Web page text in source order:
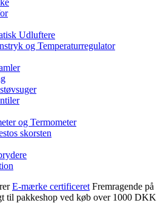
Udluftere
og Temperaturregulator
og Termometer
skorsten
E-mærke certificeret Fremragende på
til pakkeshop ved køb over 1000 DKK